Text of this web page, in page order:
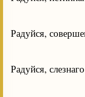
Радуйся,
Радуйся,